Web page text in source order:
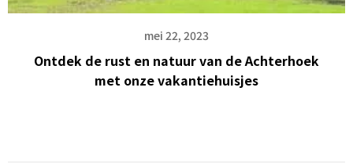
mei 22, 2023
Ontdek de rust en natuur van de Achterhoek
met onze vakantiehuisjes